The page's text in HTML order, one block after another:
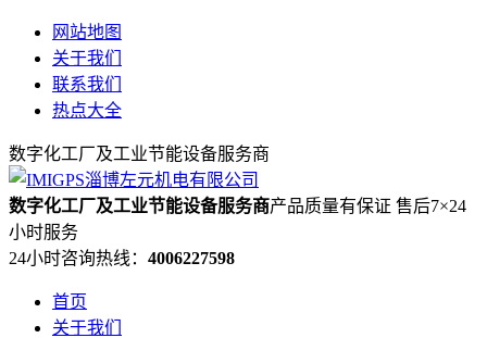
网站地图
关于我们
联系我们
热点大全
数字化工厂及工业节能设备服务商
数字化工厂及工业节能设备服务商产品质量有保证 售后7×24
小时服务
24小时咨询热线： 4006227598
首页
关于我们